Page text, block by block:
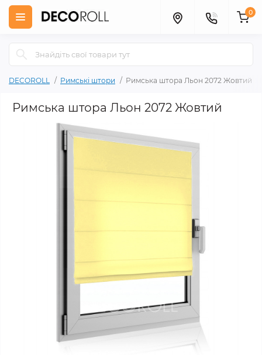
0
DECOROLL Римські штори Римська штора Льон 2072 Жовтий
Римська штора Льон 2072 Жовтий